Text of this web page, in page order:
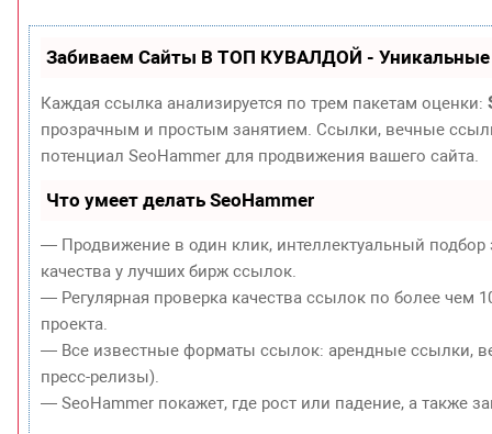
Забиваем Сайты В ТОП КУВАЛДОЙ - Уникальные
Каждая ссылка анализируется по трем пакетам оценки:
прозрачным и простым занятием. Ссылки, вечные
потенциал SeoHammer для продвижения вашего сайта.
Что умеет делать SeoHammer
— Продвижение в один клик, интеллектуальный
качества у лучших бирж ссылок.
— Регулярная проверка качества ссылок по более чем
проекта.
— Все известные форматы ссылок: арендные ссылки,
пресс-релизы).
— SeoHammer покажет, где рост или падение, а также